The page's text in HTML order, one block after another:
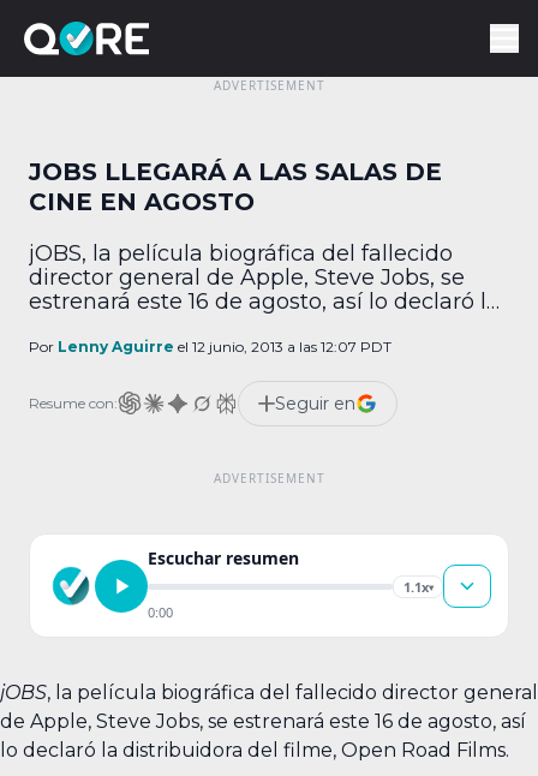
JOBS LLEGARÁ A LAS SALAS DE
CINE EN AGOSTO
jOBS, la película biográfica del fallecido
director general de Apple, Steve Jobs, se
estrenará este 16 de agosto, así lo declaró la
cinta retrata la juventud y gran parte de la
en 1971 y termina en 2001. El filme se […]
Por Lenny Aguirre el 12 junio, 2013 a las 12:07 PDT
Resume con: Seguir en
Escuchar resumen
1.1x▾
0:00
jOBS, la película biográfica del fallecido director general
de Apple, Steve Jobs, se estrenará este 16 de agosto, así
lo declaró la distribuidora del filme, Open Road Films.